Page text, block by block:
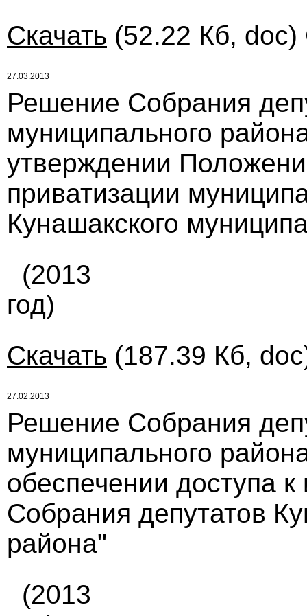
Скачать (52.22 Кб, doc)
27.03.2013
Решение Собрания
муниципального
утверждении
приватизации
Кунашакского
(2013
год)
Скачать (187.39 Кб,
27.02.2013
Решение Собрания
муниципального
обеспечении доступа
Собрания депутатов
района"
(2013